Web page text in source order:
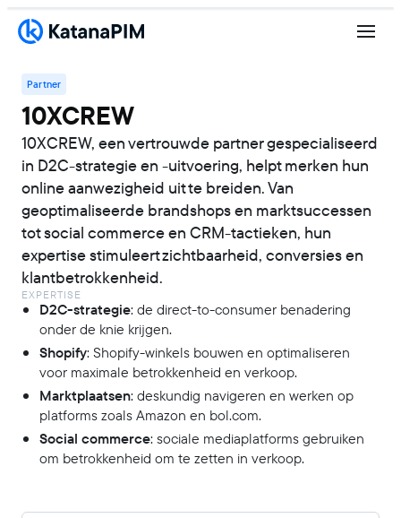
Partner
10XCREW
10XCREW, een vertrouwde partner gespecialiseerd
in D2C-strategie en -uitvoering, helpt merken hun
online aanwezigheid uit te breiden. Van
geoptimaliseerde brandshops en marktsuccessen
tot social commerce en CRM-tactieken, hun
expertise stimuleert zichtbaarheid, conversies en
klantbetrokkenheid.
EXPERTISE
D2C-strategie: de direct-to-consumer benadering
onder de knie krijgen.
Shopify: Shopify-winkels bouwen en optimaliseren
voor maximale betrokkenheid en verkoop.
Marktplaatsen: deskundig navigeren en werken op
platforms zoals Amazon en bol.com.
Social commerce: sociale mediaplatforms gebruiken
om betrokkenheid om te zetten in verkoop.